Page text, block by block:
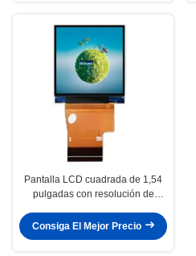
Pantalla LCD cuadrada de 1,54
pulgadas con resolución de
cd/m2
Consiga El Mejor Precio